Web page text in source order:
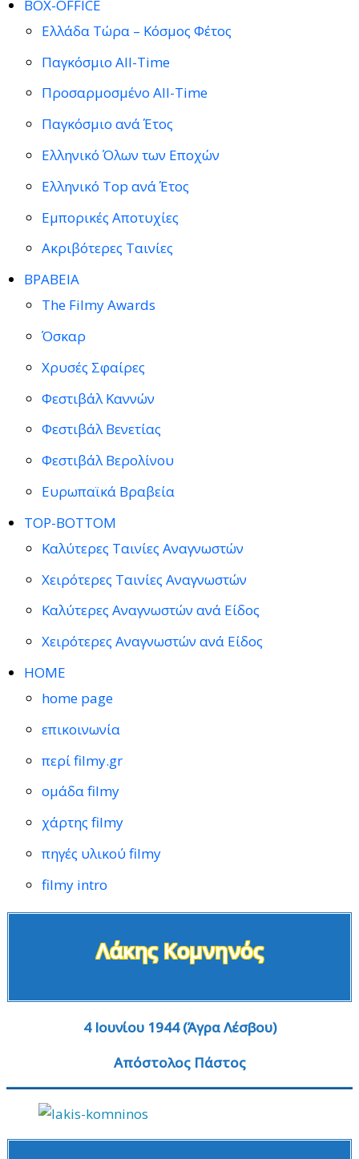
BOX-OFFICE
Ελλάδα Τώρα – Κόσμος Φέτος
Παγκόσμιο All-Time
Προσαρμοσμένο All-Time
Παγκόσμιο ανά Έτος
Ελληνικό Όλων των Εποχών
Ελληνικό Top ανά Έτος
Εμπορικές Αποτυχίες
Ακριβότερες Ταινίες
ΒΡΑΒΕΙΑ
The Filmy Awards
Όσκαρ
Χρυσές Σφαίρες
Φεστιβάλ Καννών
Φεστιβάλ Βενετίας
Φεστιβάλ Βερολίνου
Ευρωπαϊκά Βραβεία
TOP-BOTTOM
Καλύτερες Ταινίες Αναγνωστών
Χειρότερες Ταινίες Αναγνωστών
Καλύτερες Αναγνωστών ανά Είδος
Χειρότερες Αναγνωστών ανά Είδος
HOME
home page
επικοινωνία
περί filmy.gr
ομάδα filmy
χάρτης filmy
πηγές υλικού filmy
filmy intro
Λάκης Κομνηνός
4 Ιουνίου 1944 (Άγρα Λέσβου)
Απόστολος Πάστος